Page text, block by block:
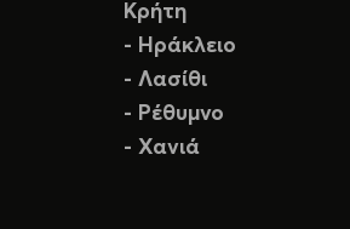
Κρήτη
- Ηράκλειο
- Λασίθι
- Ρέθυμνο
- Χανιά